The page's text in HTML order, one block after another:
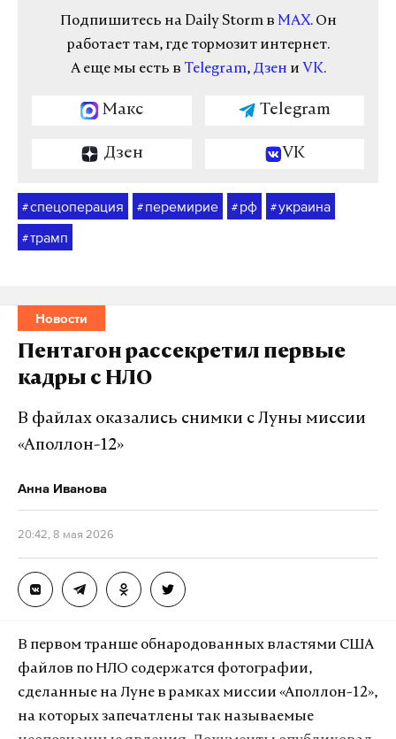
Подпишитесь на Daily Storm в MAX. Он
работает там, где тормозит интернет.
А еще мы есть в Telegram, Дзен и VK.
Макс Telegram
Дзен VK
#спецоперация # перемирие # рф #украина
#трамп
Новости
Пентагон рассекретил первые
кадры с НЛО
В файлах оказались снимки с Луны миссии
«Аполлон-12»
Анна Иванова
20:42, 8 мая 2026
В первом транше обнародованных властями США
файлов по НЛО содержатся фотографии,
сделанные на Луне в рамках миссии «Аполлон-12»,
на которых запечатлены так называемые